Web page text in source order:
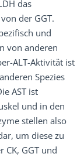
das
der GGT.
und
von anderen
ALT-Aktivität ist
Spezies
AST ist
und in den
stellen also
um diese zu
GGT und